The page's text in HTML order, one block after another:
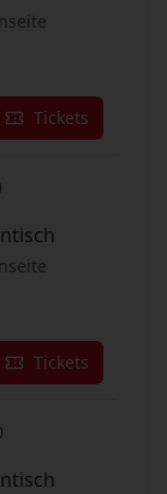
Tickets
Tickets